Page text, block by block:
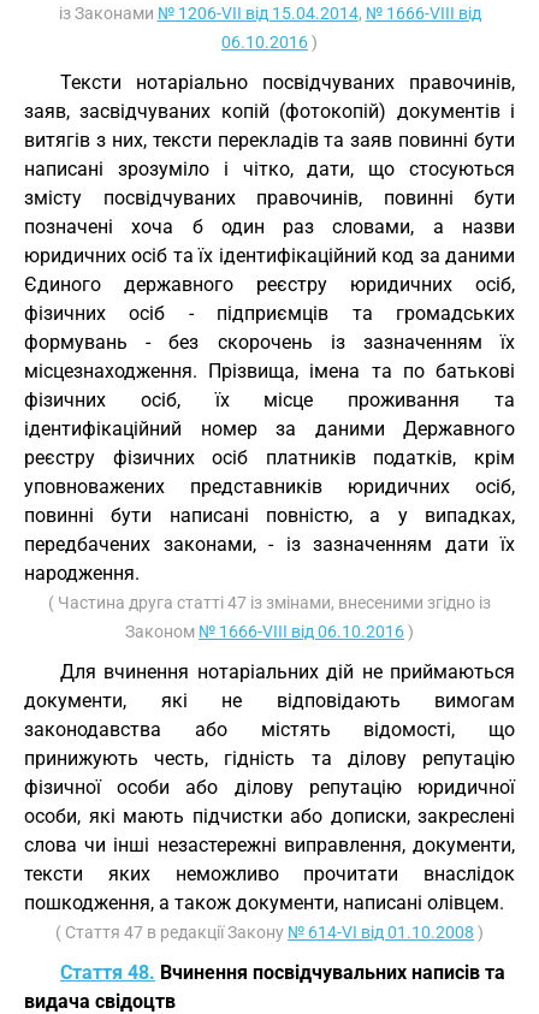
із Законами № 1206-VII від 15.04.2014, № 1666-VIII від
06.10.2016)
Тексти нотаріально посвідчуваних правочинів,
заяв, засвідчуваних копій (фотокопій) документів і
витягів з них, тексти перекладів та заяв повинні бути
написані зрозуміло і чітко, дати, що стосуються
змісту посвідчуваних правочинів, повинні бути
позначені хоча б один раз словами, а назви
юридичних осіб та їх ідентифікаційний код за даними
Єдиного державного реєстру юридичних осіб,
фізичних осіб - підприємців та громадських
формувань - без скорочень із зазначенням їх
місцезнаходження. Прізвища, імена та по батькові
фізичних осіб, їх місце проживання та
ідентифікаційний номер за даними Державного
реєстру фізичних осіб платників податків, крім
уповноважених представників юридичних осіб,
повинні бути написані повністю, а у випадках,
передбачених законами, - із зазначенням дати їх
народження.
( Частина друга статті 47 із змінами, внесеними згідно із
Законом № 1666-VIII від 06.10.2016)
Для вчинення нотаріальних дій не приймаються
документи, які не відповідають вимогам
законодавства або містять відомості, що
принижують честь, гідність та ділову репутацію
фізичної особи або ділову репутацію юридичної
особи, які мають підчистки або дописки, закреслені
слова чи інші незастережні виправлення, документи,
тексти яких неможливо прочитати внаслідок
пошкодження, а також документи, написані олівцем.
( Стаття 47 в редакції Закону № 614-VI від 01.10.2008 )
Стаття 48. Вчинення посвідчувальних написів та
видача свідоцтв